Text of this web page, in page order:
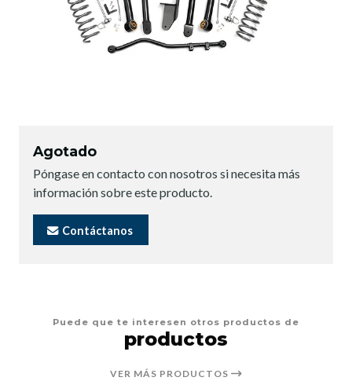
Agotado
Póngase en contacto con nosotros si necesita más
información sobre este producto.
Contáctanos
Puede que te interesen otros productos de
productos
VER MÁS PRODUCTOS